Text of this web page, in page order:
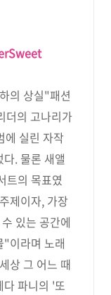
의 상실"패션
더의 고나리가
에 실린 자작
. 물론 새앨
트의 목표였
제이자, 가장
있는 공간에
"이라며 노래
상 그 어느 때
다 파니의 '또